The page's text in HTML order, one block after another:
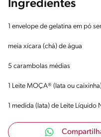
Ingredientes
1 envelope de gelatina em pó
meia xícara (chá) de água
5 carambolas médias
1 Leite MOÇA® (lata ou
1 medida (lata) de Leite Líquido